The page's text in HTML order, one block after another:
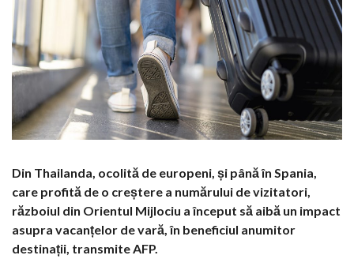
Din Thailanda, ocolită de europeni, și până în Spania,
care profită de o creștere a numărului de vizitatori,
războiul din Orientul Mijlociu a început să aibă un impact
asupra vacanțelor de vară, în beneficiul anumitor
destinații, transmite AFP.